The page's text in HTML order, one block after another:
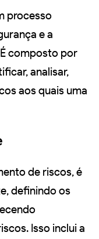
processo
e a
composto por
analisar,
aos quais uma
de riscos, é
definindo os
Isso inclui a